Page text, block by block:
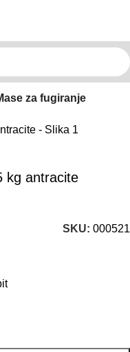
za fugiranje
kg antracite
SKU: 000521